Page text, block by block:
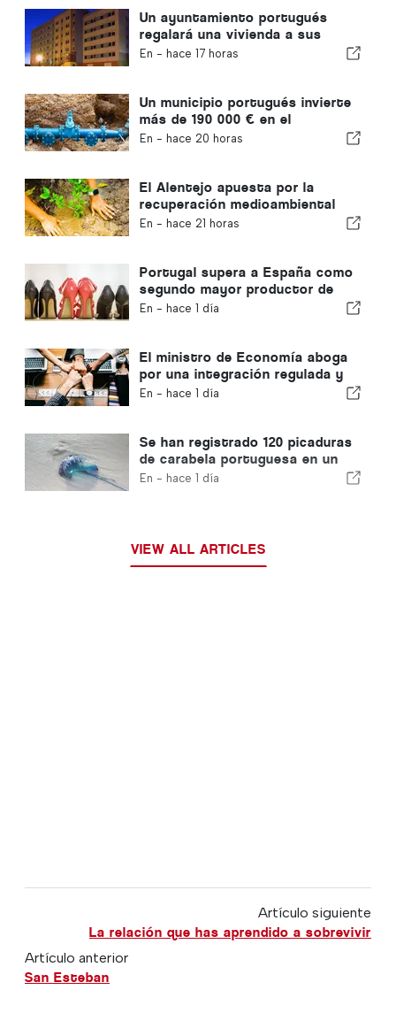
Un ayuntamiento portugués
regalará una vivienda a sus
ciudadanos
En - hace 17 horas
Un municipio portugués invierte
más de 190 000 € en el
suministro de agua
En - hace 20 horas
El Alentejo apuesta por la
recuperación medioambiental
con fondos europeos
En - hace 21 horas
Portugal supera a España como
segundo mayor productor de
calzado de Europa
En - hace 1 día
El ministro de Economía aboga
por una integración regulada y
garantiza una vía rápida para los
En - hace 1 día
Se han registrado 120 picaduras
de carabela portuguesa en un
solo día
En - hace 1 día
VIEW ALL ARTICLES
Artículo siguiente
La relación que has aprendido a sobrevivir
Artículo anterior
San Esteban